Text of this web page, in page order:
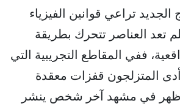
الجديد تراعي قوانين الفيزياء
تعد العناصر تتحرك بطريقة
ففي المقاطع التجريبية التي
المتزلجون قفزات معقدة
وظهر في مشهد آخر شخص ينشر